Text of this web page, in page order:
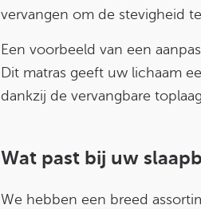
vervangen om de stevigheid
Een voorbeeld van een
Dit matras geeft uw lichaam
dankzij de vervangbare
Wat past bij uw
We hebben een breed